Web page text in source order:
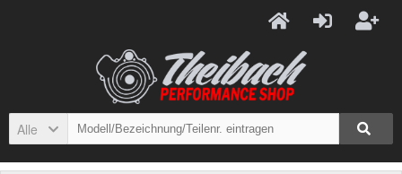
Alle